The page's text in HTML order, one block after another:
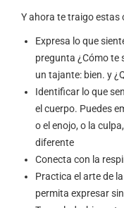
Y ahora te traigo estas
Expresa lo que
pregunta ¿Cómo te
un tajante: bien. y
Identificar lo que
el cuerpo. Puedes
o el enojo, o la
diferente
Conecta con la
Practica el arte de
permita expresar